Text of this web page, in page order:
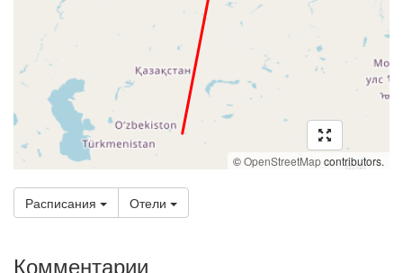
©OpenStreetMapcontributors.
Расписания Отели
Комментарии